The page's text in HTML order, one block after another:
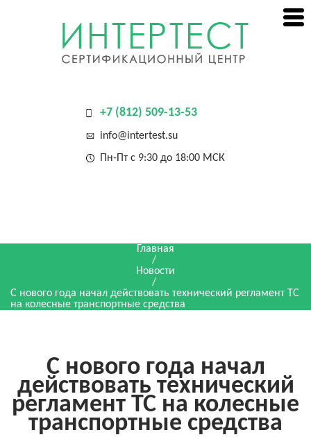
+7 (812) 509-13-53
info@intertest.su
Пн-Пт с 9:30 до 18:00 МСК
Главная
/
Новости
/
С нового года начал действовать технический регламент ТС
на колесные транспортные средства
С нового года начал
действовать технический
регламент ТС на колесные
транспортные средства